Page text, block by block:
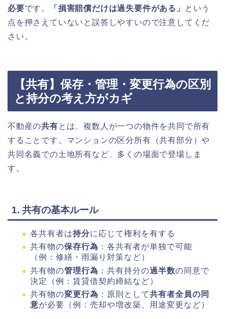
必要です。 「損害賠償だけは過失要件がある」
という
点を押さえていないと誤答しやすいので注意してくだ
さい。
【共有】保存・管理・変更行為の区別
と持分の考え方がカギ
不動産の共有とは、複数人が一つの物件を共同で所有
することです。マンションの区分所有（共有部分）や
共同名義での土地所有など、多くの場面で登場しま
す。
1. 共有の基本ルール
各共有者は持分に応じて権利を有する
共有物の保存行為 ：各共有者が単独で可能
（例：修繕・雨漏り対策など）
共有物の管理行為 ：共有持分の過半数の同意で
決定（例：賃貸借契約締結など）
共有物の変更行為 ：原則として共有者全員の同
意が必要（例：売却や増改築、用途変更など）